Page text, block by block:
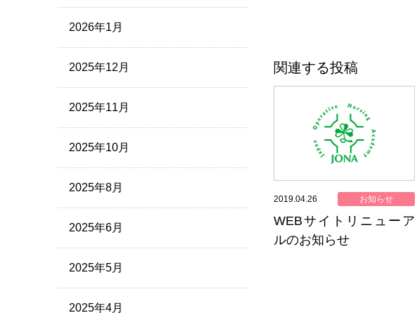
関連する投稿
2019.04.26 お知らせ
WEBサイトリニューア
ルのお知らせ
2026年1月
2025年12月
2025年11月
2025年10月
2025年8月
2025年6月
2025年5月
2025年4月